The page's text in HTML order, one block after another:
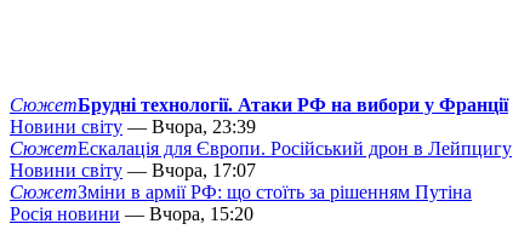
СюжетБрудні технології. Атаки РФ на вибори у Франції
Новини світу — Вчора, 23:39
СюжетЕскалація для Європи. Російський дрон в Лейпцигу
Новини світу — Вчора, 17:07
СюжетЗміни в армії РФ: що стоїть за рішенням Путіна
Росія новини — Вчора, 15:20